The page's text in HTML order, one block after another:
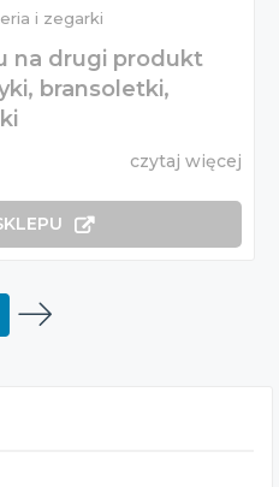
i zegarki
na drugi produkt
bransoletki,
czytaj więcej